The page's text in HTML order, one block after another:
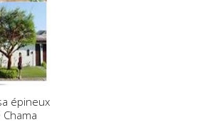
VOIR
épineux